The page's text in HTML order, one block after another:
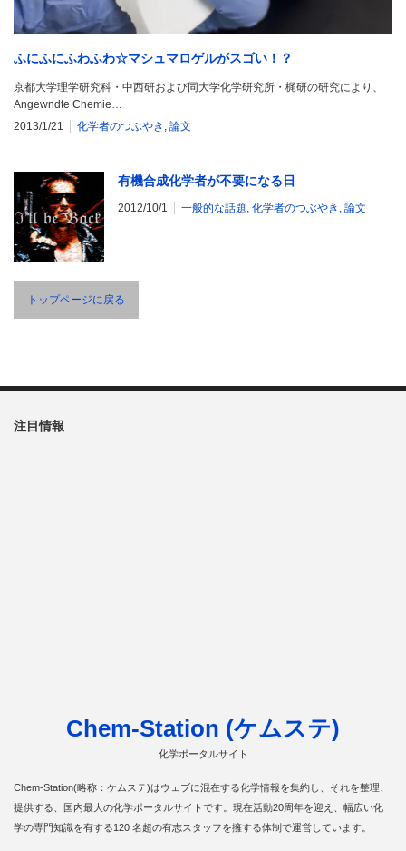
ふにふにふわふわ☆マシュマロゲルがスゴい！？
京都大学理学研究科・中西研および同大学化学研究所・梶研の研究により、
Angewndte Chemie…
2013/1/21
化学者のつぶやき 論文
有機合成化学者が不要になる日
2012/10/1 一般的な話題 化学者のつぶやき 論文
トップページに戻る
注目情報
Chem-Station (ケムステ)
化学ポータルサイト
Chem-Station(略称：ケムステ)はウェブに混在する化学情報を集約し、それを整理、
提供する、国内最大の化学ポータルサイトです。現在活動20周年を迎え、幅広い化
学の専門知識を有する120 名超の有志スタッフを擁する体制で運営しています。